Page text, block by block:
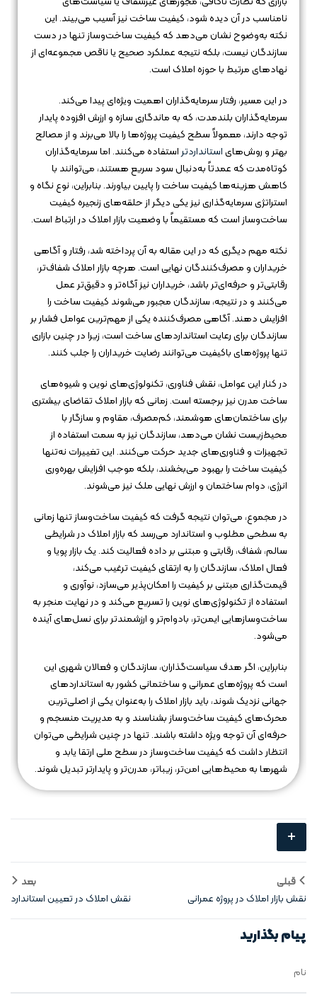
نامناسب در آن دیده شود، کیفیت ساخت نیز آسیب می‌بیند. این
نکته به‌وضوح نشان می‌دهد که کیفیت ساخت‌وساز تنها در دست
سازندگان نیست، بلکه نتیجه عملکرد صحیح یا ناقص مجموعه‌ای از
نهادهای مرتبط با حوزه املاک است.
در این مسیر، رفتار سرمایه‌گذاران اهمیت ویژه‌ای پیدا می‌کند.
سرمایه‌گذاران بلندمدت، که به ماندگاری سازه و ارزش افزوده پایدار
توجه دارند، معمولاً سطح کیفیت پروژه‌ها را بالا می‌برند و از مصالح
بهتر و روش‌هایاستانداردتر استفاده می‌کنند. اما سرمایه‌گذاران
کوتاه‌مدت که عمدتاً به‌دنبال سود سریع هستند، می‌توانند با
کاهش هزینه‌ها کیفیت ساخت را پایین بیاورند. بنابراین، نوع نگاه و
استراتژی سرمایه‌گذاری نیز یکی دیگر از حلقه‌های زنجیره کیفیت
ساخت‌وساز است که مستقیماً با وضعیت بازار املاک در ارتباط است.
نکته مهم دیگری که در این مقاله به آن پرداخته شد، رفتار و آگاهی
خریداران و مصرف‌کنندگان نهایی است. هرچه بازار املاک شفاف‌تر،
رقابتی‌تر و حرفه‌ای‌تر باشد، خریداران نیز آگاه‌تر و دقیق‌تر عمل
می‌کنند و در نتیجه، سازندگان مجبور می‌شوند کیفیت ساخت را
افزایش دهند. آگاهی مصرف‌کننده یکی از مهم‌ترین عوامل فشار بر
سازندگان برای رعایت استانداردهای ساخت است، زیرا در چنین بازاری
تنها پروژه‌های باکیفیت می‌توانند رضایت خریداران را جلب کنند.
در کنار این عوامل، نقش فناوری، تکنولوژی‌های نوین و شیوه‌های
ساخت مدرن نیز برجسته است. زمانی که بازار املاک تقاضای بیشتری
برای ساختمان‌های هوشمند، کم‌مصرف، مقاوم و سازگار با
محیط‌زیست نشان می‌دهد، سازندگان نیز به سمت استفاده از
تجهیزات و فناوری‌های جدید حرکت می‌کنند. این تغییرات نه‌تنها
کیفیت ساخت را بهبود می‌بخشند، بلکه موجب افزایش بهره‌وری
انرژی، دوام ساختمان و ارزش نهایی ملک نیز می‌شوند.
در مجموع، می‌توان نتیجه گرفت که کیفیت ساخت‌وساز تنها زمانی
به سطحی مطلوب و استاندارد می‌رسد که بازار املاک در شرایطی
سالم، شفاف، رقابتی و مبتنی بر داده فعالیت کند. یک بازار پویا و
فعال املاک، سازندگان را به ارتقای کیفیت ترغیب می‌کند،
قیمت‌گذاری مبتنی بر کیفیت را امکان‌پذیر می‌سازد، نوآوری و
استفاده از تکنولوژی‌های نوین را تسریع می‌کند و در نهایت منجر به
ساخت‌وسازهایی ایمن‌تر، بادوام‌تر و ارزشمندتر برای نسل‌های آینده
می‌شود.
بنابراین، اگر هدف سیاست‌گذاران، سازندگان و فعالان شهری این
است که پروژه‌های عمرانی و ساختمانی کشور به استانداردهای
جهانی نزدیک شوند، باید بازار املاک را به‌عنوان یکی از اصلی‌ترین
محرک‌های کیفیت ساخت‌وساز بشناسند و به مدیریت منسجم و
حرفه‌ای آن توجه ویژه داشته باشند. تنها در چنین شرایطی می‌توان
انتظار داشت که کیفیت ساخت‌وساز در سطح ملی ارتقا یابد و
شهرها به محیط‌هایی امن‌تر، زیباتر، مدرن‌تر و پایدارتر تبدیل شوند.
+
قبلی
نقش بازار املاک در پروژه‌ عمرانی
بعد
نقش املاک در تعیین استاندارد
ساختمان
پیام بگذارید
نام